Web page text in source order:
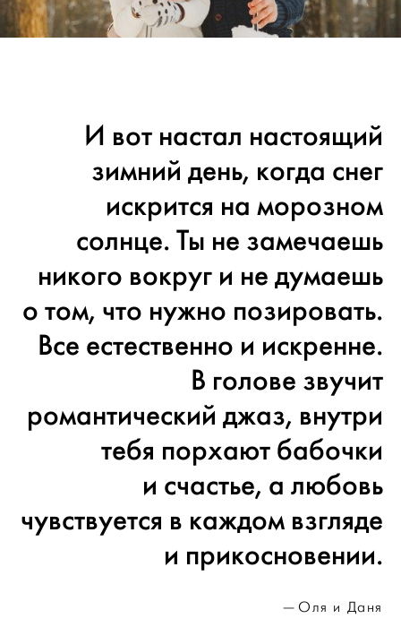
И вот настал настоящий
зимний день, когда снег
искрится на морозном
солнце. Ты не замечаешь
никого вокруг и не думаешь
о том, что нужно позировать.
Все естественно и искренне.
В голове звучит
романтический джаз, внутри
тебя порхают бабочки
и счастье, а любовь
чувствуется в каждом взгляде
и прикосновении.
Оля и Даня